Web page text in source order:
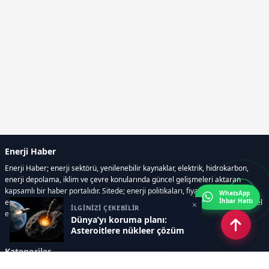
İLGİNİZİ ÇEKEBİLİR
Dünya’yı koruma planı:
Asteroitlere nükleer çözüm
×
Enerji Haber
Enerji Haber; enerji sektörü, yenilenebilir kaynaklar, elektrik, hidrokarbon,
enerji depolama, iklim ve çevre konularında güncel gelişmeleri aktaran
kapsamlı bir haber portalıdır. Sitede; enerji politikaları, fiyat hareketleri,
elektrik kesintileri, yeni teknolojiler, nükleer enerji, elektrikli araçlar ve küresel
enerji krizleri gibi başlıklar öne çıkar.
Kategoriler
WhatsApp
İhbar Hattı